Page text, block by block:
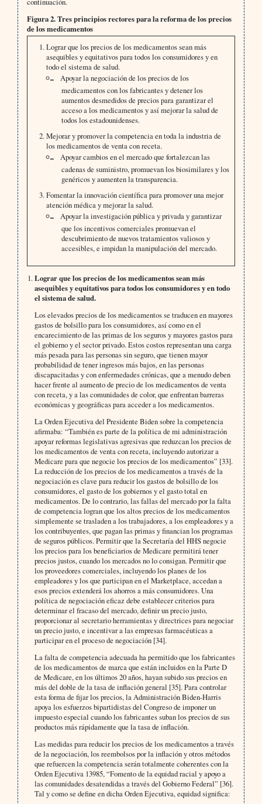
Figura 2. Tres principios rectores para la reforma de los precios
de los medicamentos
Lograr que los precios de los medicamentos sean más
asequibles y equitativos para todos los consumidores y en
todo el sistema de salud.
Apoyar la negociación de los precios de los
medicamentos con los fabricantes y detener los
aumentos desmedidos de precios para garantizar el
acceso a los medicamentos y así mejorar la salud de
todos los estadounidenses.
Mejorar y promover la competencia en toda la industria de
los medicamentos de venta con receta.
Apoyar cambios en el mercado que fortalezcan las
cadenas de suministro, promuevan los biosimilares y los
genéricos y aumenten la transparencia.
Fomentar la innovación científica para promover una mejor
atención médica y mejorar la salud.
Apoyar la investigación pública y privada y garantizar
que los incentivos comerciales promuevan el
descubrimiento de nuevos tratamientos valiosos y
accesibles, e impidan la manipulación del mercado.
Lograr que los precios de los medicamentos sean más
asequibles y equitativos para todos los consumidores y en todo
el sistema de salud.
Los elevados precios de los medicamentos se traducen en mayores
gastos de bolsillo para los consumidores, así como en el
encarecimiento de las primas de los seguros y mayores gastos para
el gobierno y el sector privado. Estos costos representan una carga
más pesada para las personas sin seguro, que tienen mayor
probabilidad de tener ingresos más bajos, en las personas
discapacitadas y con enfermedades crónicas, que a menudo deben
hacer frente al aumento de precio de los medicamentos de venta
con receta, y a las comunidades de color, que enfrentan barreras
económicas y geográficas para acceder a los medicamentos.
La Orden Ejecutiva del Presidente Biden sobre la competencia
afirmaba: “También es parte de la política de mi administración
apoyar reformas legislativas agresivas que reduzcan los precios de
los medicamentos de venta con receta, incluyendo autorizar a
Medicare para que negocie los precios de los medicamentos” [33].
La reducción de los precios de los medicamentos a través de la
negociación es clave para reducir los gastos de bolsillo de los
consumidores, el gasto de los gobiernos y el gasto total en
medicamentos. De lo contrario, las fallas del mercado por la falta
de competencia logran que los altos precios de los medicamentos
simplemente se trasladen a los trabajadores, a los empleadores y a
los contribuyentes, que pagan las primas y financian los programas
de seguros públicos. Permitir que la Secretaría del HHS negocie
los precios para los beneficiarios de Medicare permitirá tener
precios justos, cuando los mercados no lo consigan. Permitir que
los proveedores comerciales, incluyendo los planes de los
empleadores y los que participan en el Marketplace, accedan a
esos precios extenderá los ahorros a más consumidores. Una
política de negociación eficaz debe establecer criterios para
determinar el fracaso del mercado, definir un precio justo,
proporcionar al secretario herramientas y directrices para negociar
un precio justo, e incentivar a las empresas farmacéuticas a
participar en el proceso de negociación [34].
La falta de competencia adecuada ha permitido que los fabricantes
de los medicamentos de marca que están incluidos en la Parte D
de Medicare, en los últimos 20 años, hayan subido sus precios en
más del doble de la tasa de inflación general [35]. Para controlar
esta forma de fijar los precios, la Administración Biden-Harris
apoya los esfuerzos bipartidistas del Congreso de imponer un
impuesto especial cuando los fabricantes suban los precios de sus
productos más rápidamente que la tasa de inflación.
Las medidas para reducir los precios de los medicamentos a través
de la negociación, los reembolsos por la inflación y otros métodos
que refuercen la competencia serán totalmente coherentes con la
Orden Ejecutiva 13985, “Fomento de la equidad racial y apoyo a
las comunidades desatendidas a través del Gobierno Federal” [36].
Tal y como se define en dicha Orden Ejecutiva, equidad significa: